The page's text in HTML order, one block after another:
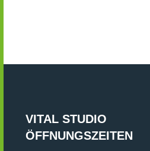
VITAL STUDIO
ÖFFNUNGSZEITEN